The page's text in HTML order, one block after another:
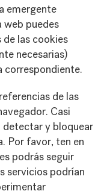
emergente
web puedes
las cookies
necesarias)
correspondiente.
de las
Casi
y bloquear
Por favor, ten en
podrás seguir
servicios podrían